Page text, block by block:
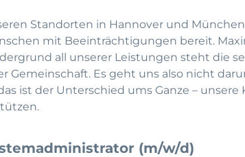
Standorten in Hannover und
mit Beeinträchtigungen bereit.
all unserer Leistungen steht die
Gemeinschaft. Es geht uns also nicht
ist der Unterschied ums Ganze –
(m/w/d)